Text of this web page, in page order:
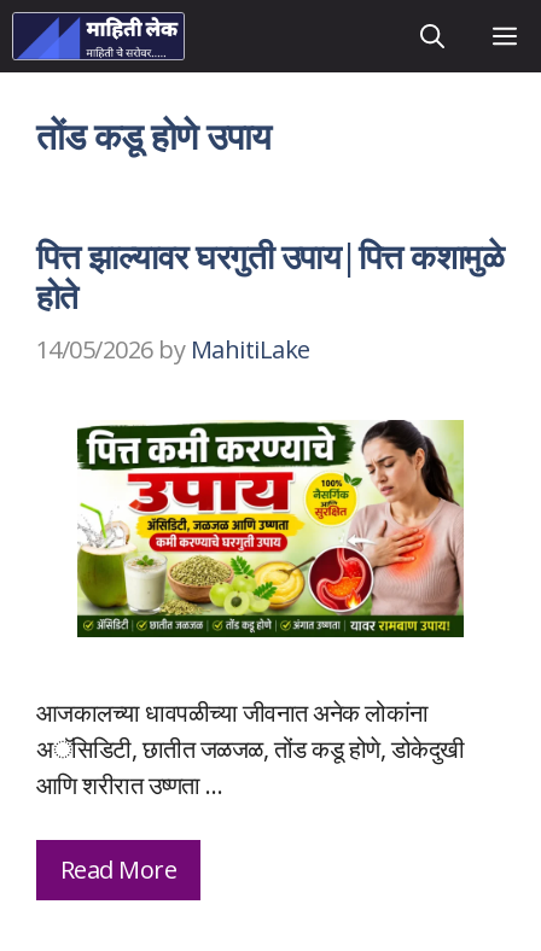
Skip
to
तोंड कडू होणे उपाय
पित्त झाल्यावर घरगुती उपाय|पित्त कशामुळे
होते
14/05/2026 by MahitiLake
आजकालच्या धावपळीच्या जीवनात अनेक लोकांना
अॅसिडिटी, छातीत जळजळ, तोंड कडू होणे, डोकेदुखी
आणि शरीरात उष्णता …
Read More